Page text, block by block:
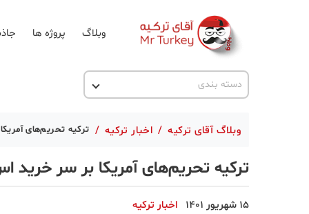
وبلاگ پروژه ها
دسته بندی
اخبار ترکیه
ترکیه گردی
جاذبه گردشگری
وبلاگ آقای ترکیه / اخبار ترکیه / ترکیه تحریم‌های آمریکا بر سر
ترکیه تحریم‌های آمریکا بر سر خرید اس-۴۰۰ را بعید
15 شهریور 1401 اخبار ترکیه